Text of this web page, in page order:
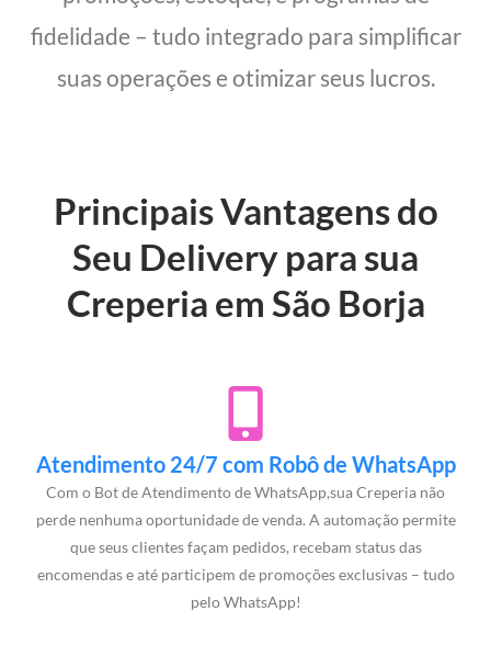
fidelidade – tudo integrado para simplificar
suas operações e otimizar seus lucros.
Principais Vantagens do
Seu Delivery para sua
Creperia em São Borja
Atendimento 24/7 com Robô de WhatsApp
Com o Bot de Atendimento de WhatsApp,sua Creperia não
perde nenhuma oportunidade de venda. A automação permite
que seus clientes façam pedidos, recebam status das
encomendas e até participem de promoções exclusivas – tudo
pelo WhatsApp!